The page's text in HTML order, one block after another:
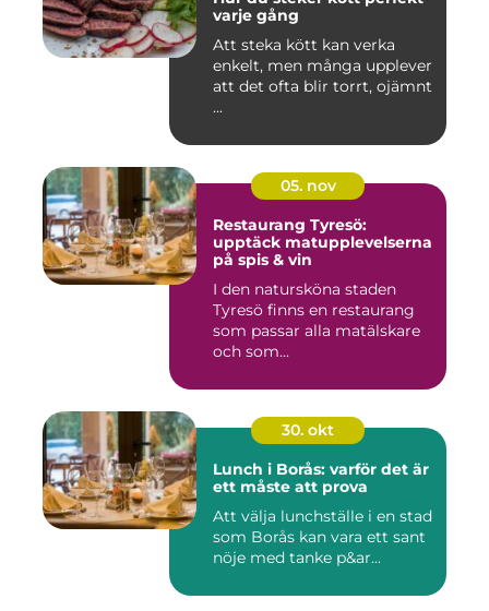
varje gång
Att steka kött kan verka
enkelt, men många upplever
att det ofta blir torrt, ojämnt
...
05. nov
Restaurang Tyresö:
upptäck matupplevelserna
på spis & vin
I den natursköna staden
Tyresö finns en restaurang
som passar alla matälskare
och som...
30. okt
Lunch i Borås: varför det är
ett måste att prova
Att välja lunchställe i en stad
som Borås kan vara ett sant
nöje med tanke p&ar...